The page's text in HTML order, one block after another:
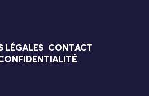
LÉGALES
CONTACT